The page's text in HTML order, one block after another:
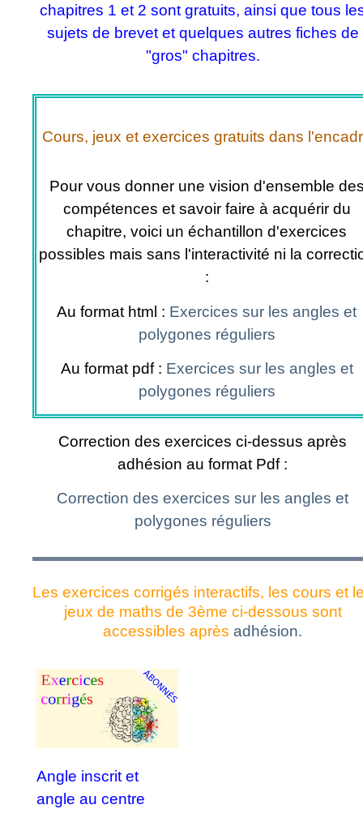
chapitres 1 et 2 sont gratuits, ainsi que tous
sujets de brevet et quelques autres fiches de
"gros" chapitres.
Cours, jeux et exercices gratuits dans
Pour vous donner une vision d'ensemble
compétences et savoir faire à acquérir du
chapitre, voici un échantillon d'exercices
possibles mais sans l'interactivité ni la
:
Au format html : Exercices sur les angles et
polygones réguliers
Au format pdf : Exercices sur les angles et
polygones réguliers
Correction des exercices ci-dessus après
adhésion au format Pdf :
Correction des exercices sur les angles et
polygones réguliers
Les exercices corrigés interactifs, les cours et
jeux de maths de 3ème ci-dessous sont
accessibles après adhésion.
Angle inscrit et
angle au centre